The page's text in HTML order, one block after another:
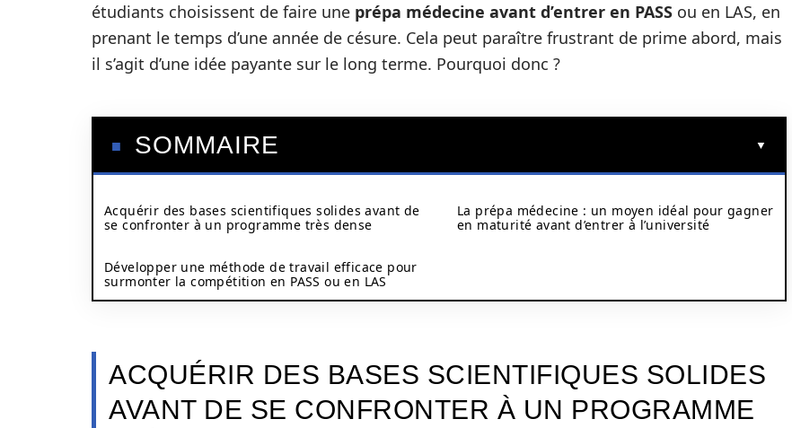
étudiants choisissent de faire une prépa médecine avant d’entrer en PASS ou en LAS, en
prenant le temps d’une année de césure. Cela peut paraître frustrant de prime abord, mais
il s’agit d’une idée payante sur le long terme. Pourquoi donc ?
SOMMAIRE
Acquérir des bases scientifiques solides avant de
se confronter à un programme très dense
Développer une méthode de travail efficace pour
surmonter la compétition en PASS ou en LAS
La prépa médecine : un moyen idéal pour gagner
en maturité avant d’entrer à l’université
ACQUÉRIR DES BASES SCIENTIFIQUES SOLIDES
AVANT DE SE CONFRONTER À UN PROGRAMME